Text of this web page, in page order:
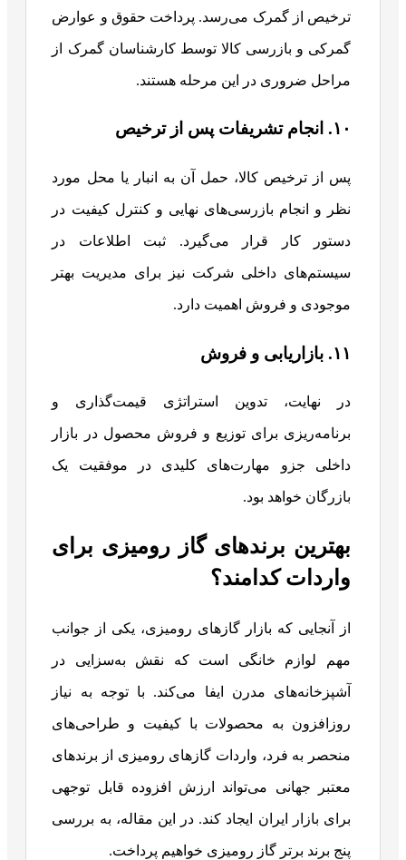
ترخیص از گمرک می‌رسد. پرداخت حقوق و عوارض
گمرکی و بازرسی کالا توسط کارشناسان گمرک از
مراحل ضروری در این مرحله هستند.
۱۰. انجام تشریفات پس از ترخیص
پس از ترخیص کالا، حمل آن به انبار یا محل مورد
نظر و انجام بازرسی‌های نهایی و کنترل کیفیت در
دستور کار قرار می‌گیرد. ثبت اطلاعات در
سیستم‌های داخلی شرکت نیز برای مدیریت بهتر
موجودی و فروش اهمیت دارد.
۱۱. بازاریابی و فروش
در نهایت، تدوین استراتژی قیمت‌گذاری و
برنامه‌ریزی برای توزیع و فروش محصول در بازار
داخلی جزو مهارت‌های کلیدی در موفقیت یک
بازرگان خواهد بود.
بهترین برندهای گاز رومیزی برای
واردات کدامند؟
از آنجایی که بازار گازهای رومیزی، یکی از جوانب
مهم لوازم خانگی است که نقش به‌سزایی در
آشپزخانه‌های مدرن ایفا می‌کند. با توجه به نیاز
روزافزون به محصولات با کیفیت و طراحی‌های
منحصر به فرد، واردات گازهای رومیزی از برندهای
معتبر جهانی می‌تواند ارزش افزوده قابل توجهی
برای بازار ایران ایجاد کند. در این مقاله، به بررسی
پنج برند برتر گاز رومیزی خواهیم پرداخت.